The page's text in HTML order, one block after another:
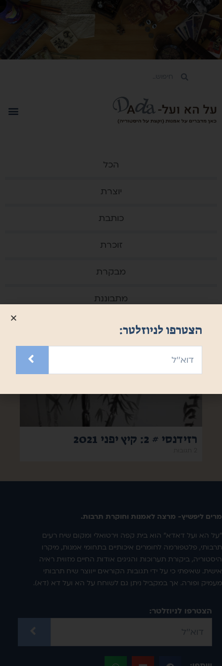
הכל
יוצרת
כותבת
זוכרת
מבקרת
מתבוננת
רזידנסי # 2: קיץ יפני 2021
מרים ליפשיץ- מרצה לאמנות וחוקרת תרבות.
"על הא ועל דאדא" הוא בית קפה וירטואלי ומקום שיח רעים
תרבותי, פלטפורמה לחומרים איכותיים בתחומי אמנות, מיקרו
היסטוריה, ביקורת תערוכות והגיגים אודות החיים מזווית ראיה
אישית. שאיפתי כי על ידי תגובות הקוראים ייווצר שיח תרבותי
מעמיק ופורה. אך במקביל ניתן גם לשוחח על הא ועל דא (דא).
הצטרפו לניוזלטר:
הצטרפו לניוזלטר: